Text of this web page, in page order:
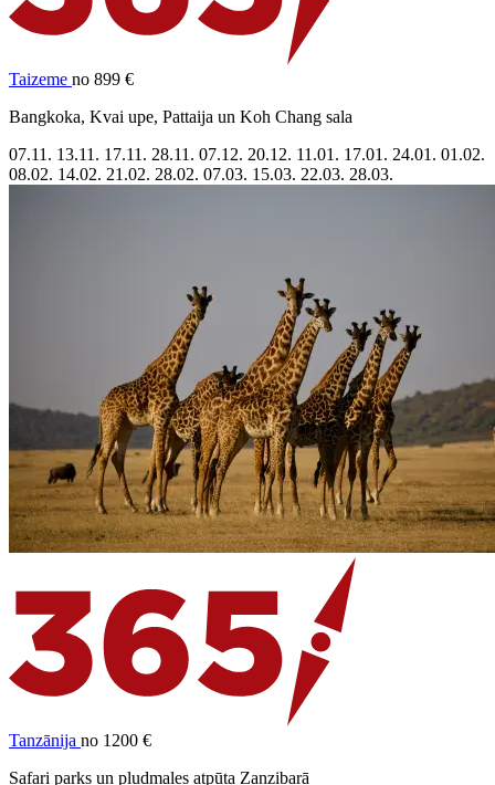
Taizeme no 899 €
Bangkoka, Kvai upe, Pattaija un Koh Chang sala
07.11. 13.11. 17.11. 28.11. 07.12. 20.12. 11.01. 17.01. 24.01. 01.02.
08.02. 14.02. 21.02. 28.02. 07.03. 15.03. 22.03. 28.03.
Tanzānija no 1200 €
Safari parks un pludmales atpūta Zanzibarā